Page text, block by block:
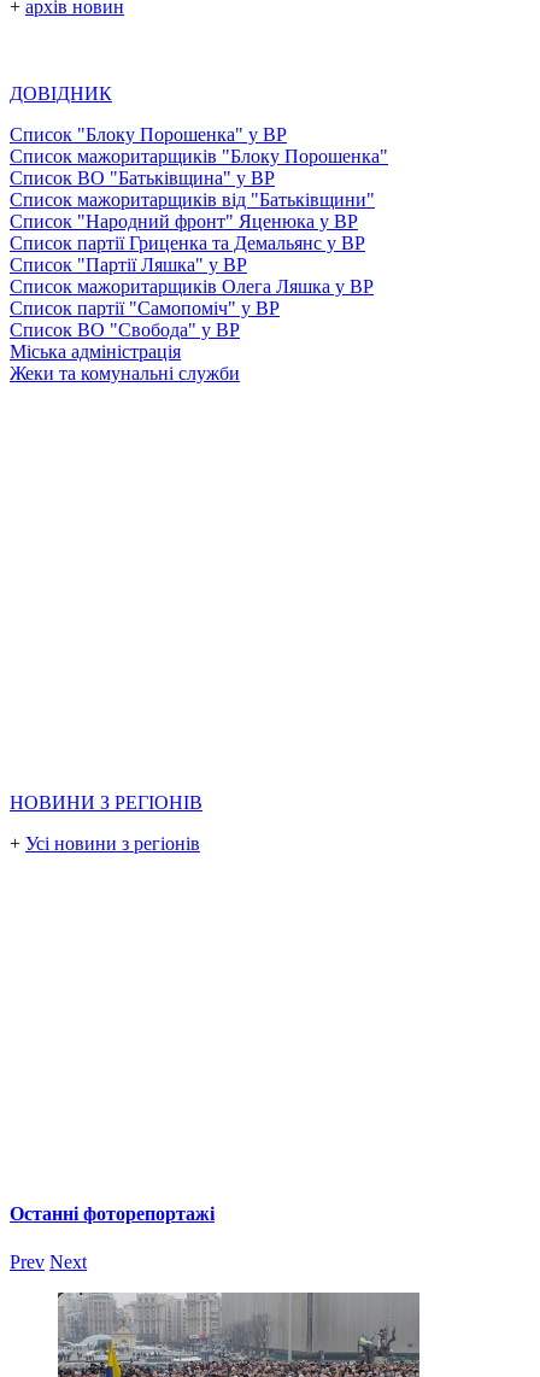
+ архів новин
ДОВІДНИК
Список "Блоку Порошенка" у ВР
Список мажоритарщиків "Блоку Порошенка"
Список ВО "Батьківщина" у ВР
Список мажоритарщиків від "Батьківщини"
Список "Народний фронт" Яценюка у ВР
Список партії Гриценка та Демальянс у ВР
Список "Партії Ляшка" у ВР
Список мажоритарщиків Олега Ляшка у ВР
Список партії "Самопоміч" у ВР
Список ВО "Свобода" у ВР
Міська адміністрація
Жеки та комунальні служби
НОВИНИ З РЕГІОНІВ
+ Усі новини з регіонів
Останні фоторепортажі
Prev Next